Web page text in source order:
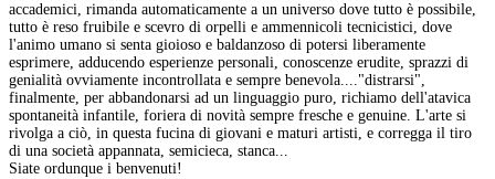
accademici, rimanda automaticamente a un universo dove tutto è possibile,
tutto è reso fruibile e scevro di orpelli e ammennicoli tecnicistici, dove
l'animo umano si senta gioioso e baldanzoso di potersi liberamente
esprimere, adducendo esperienze personali, conoscenze erudite, sprazzi di
genialità ovviamente incontrollata e sempre benevola...."distrarsi",
finalmente, per abbandonarsi ad un linguaggio puro, richiamo dell'atavica
spontaneità infantile, foriera di novità sempre fresche e genuine. L'arte si
rivolga a ciò, in questa fucina di giovani e maturi artisti, e corregga il tiro
di una società appannata, semicieca, stanca...
Siate ordunque i benvenuti!